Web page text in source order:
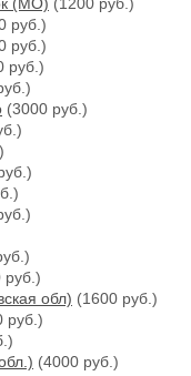
руб.)
руб.)
руб.)
(3000 руб.)
руб.)
обл) (1600 руб.)
руб.)
(4000 руб.)